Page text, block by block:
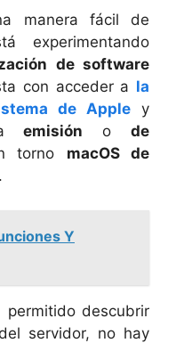
manera fácil de
experimentando
de software
con acceder a la
de Apple y
emisión ode
torno macOS de
.
Y
descubrir
servidor, no hay